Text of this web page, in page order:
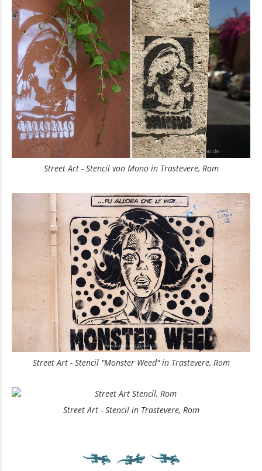
Street Art - Stencil von Mono in Trastevere, Rom
Street Art - Stencil "Monster Weed" in Trastevere, Rom
Street Art - Stencil in Trastevere, Rom